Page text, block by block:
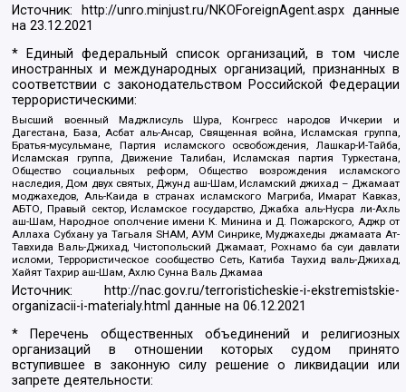
Источник: http://unro.minjust.ru/NKOForeignAgent.aspxданные
на23.12.2021
* Единый федеральный список организаций, в том числе
иностранных и международных организаций, признанных в
соответствии с законодательством Российской Федерации
террористическими:
Высший военный Маджлисуль Шура, Конгресс народов Ичкерии и
Дагестана, База, Асбат аль-Ансар, Священная война, Исламская группа,
Братья-мусульмане, Партия исламского освобождения, Лашкар-И-Тайба,
Исламская группа, Движение Талибан, Исламская партия Туркестана,
Общество социальных реформ, Общество возрождения исламского
наследия, Дом двух святых, Джунд аш-Шам, Исламский джихад – Джамаат
моджахедов, Аль-Каида в странах исламского Магриба, Имарат Кавказ,
АБТО, Правый сектор, Исламское государство, Джабха аль-Нусра ли-Ахль
аш-Шам, Народное ополчение имени К. Минина и Д. Пожарского, Аджр от
Аллаха Субхану уа Тагьаля SHAM, АУМ Синрике, Муджахеды джамаата Ат-
Тавхида Валь-Джихад, Чистопольский Джамаат, Рохнамо ба суи давлати
исломи, Террористическое сообщество Сеть, Катиба Таухид валь-Джихад,
Хайят Тахрир аш-Шам, Ахлю Сунна Валь Джамаа
Источник:
http://nac.gov.ru/terroristicheskie-i-ekstremistskie-
organizacii-i-materialy.html данные на06.12.2021
* Перечень общественных объединений и религиозных
организаций в отношении которых судом принято
вступившее в законную силу решение о ликвидации или
запрете деятельности: